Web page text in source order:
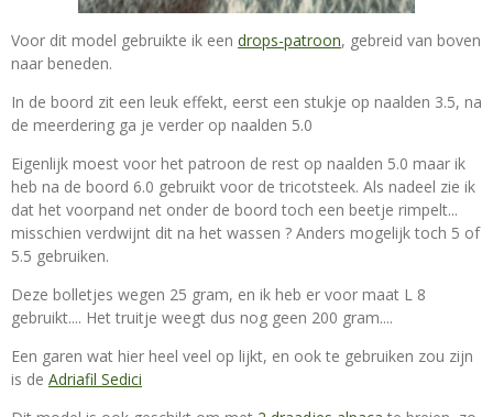
Voor dit model gebruikte ik een drops-patroon, gebreid van boven
naar beneden.
In de boord zit een leuk effekt, eerst een stukje op naalden 3.5, na
de meerdering ga je verder op naalden 5.0
Eigenlijk moest voor het patroon de rest op naalden 5.0 maar ik
heb na de boord 6.0 gebruikt voor de tricotsteek. Als nadeel zie ik
dat het voorpand net onder de boord toch een beetje rimpelt...
misschien verdwijnt dit na het wassen ? Anders mogelijk toch 5 of
5.5 gebruiken.
Deze bolletjes wegen 25 gram, en ik heb er voor maat L 8
gebruikt.... Het truitje weegt dus nog geen 200 gram....
Een garen wat hier heel veel op lijkt, en ook te gebruiken zou zijn
is de Adriafil Sedici